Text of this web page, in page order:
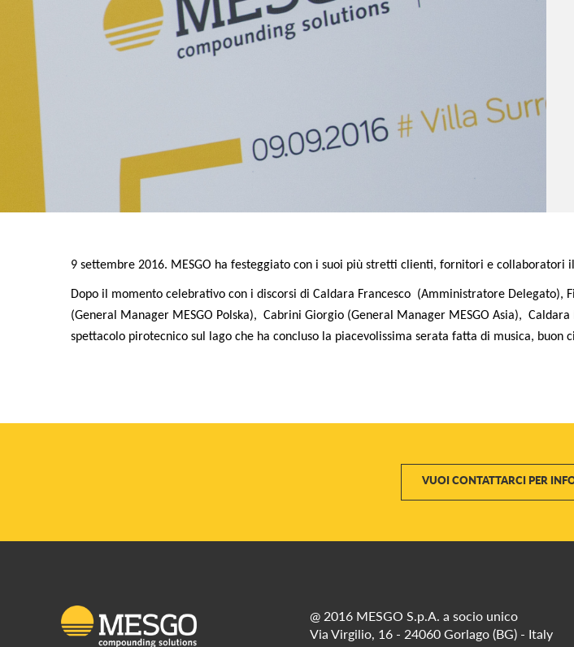
9 settembre 2016. MESGO ha festeggiato con i suoi più stretti clienti, fornitori e collaboratori
Dopo il momento celebrativo con i discorsi di Caldara Francesco (Amministratore Delegato),
(General Manager MESGO Polska), Cabrini Giorgio (General Manager MESGO Asia),
spettacolo pirotecnico sul lago che ha concluso la piacevolissima serata fatta di musica, buon
VUOI CONTATTARCI PER
@ 2016 MESGO S.p.A. a socio unico
Via Virgilio, 16 - 24060 Gorlago (BG) - Italy